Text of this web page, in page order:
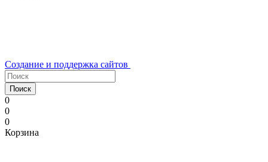
Создание и поддержка сайтов
Поиск
0
0
0
Корзина